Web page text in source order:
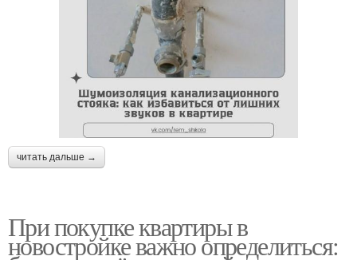
читать дальше →
При покупке квартиры в
новостройке важно определиться: